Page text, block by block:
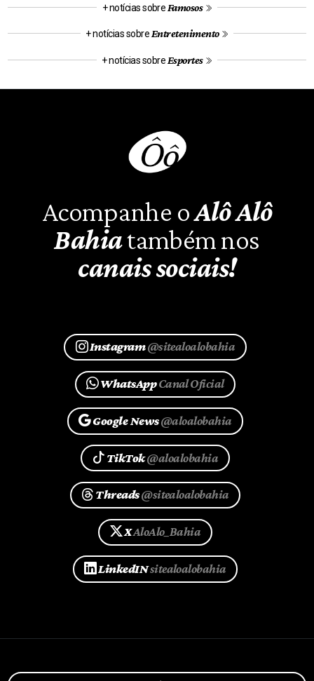
+ notícias sobre Famosos
+ notícias sobre Entretenimento
+ notícias sobre Esportes
Acompanhe oAlô Alô
Bahiatambém nos
canais sociais!
Instagram@sitealoalobahia
WhatsAppCanal Oficial
Google News@aloalobahia
TikTok@aloalobahia
Threads@sitealoalobahia
XAloAlo_Bahia
LinkedINsitealoalobahia